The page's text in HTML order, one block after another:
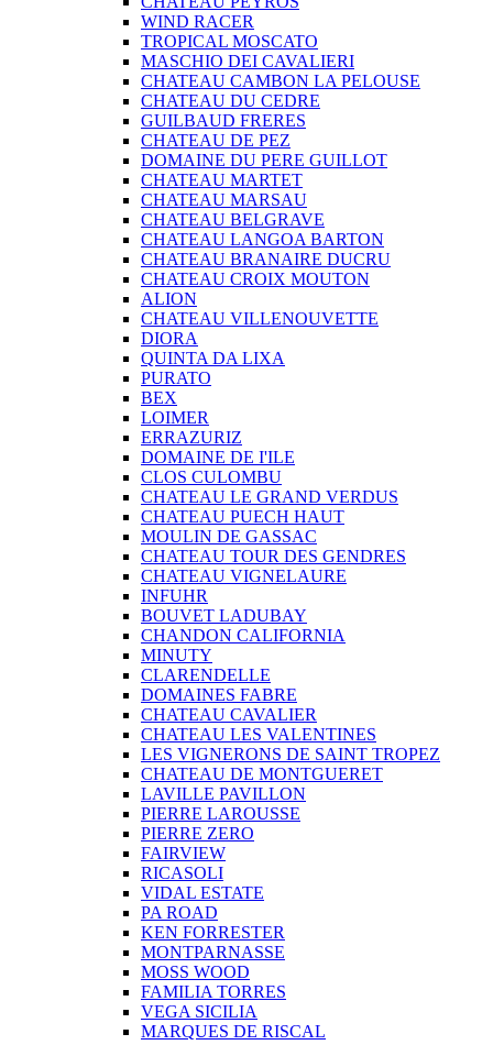
WIND RACER
TROPICAL MOSCATO
MASCHIO DEI CAVALIERI
CHATEAU CAMBON LA PELOUSE
CHATEAU DU CEDRE
GUILBAUD FRERES
CHATEAU DE PEZ
DOMAINE DU PERE GUILLOT
CHATEAU MARTET
CHATEAU MARSAU
CHATEAU BELGRAVE
CHATEAU LANGOA BARTON
CHATEAU BRANAIRE DUCRU
CHATEAU CROIX MOUTON
ALION
CHATEAU VILLENOUVETTE
DIORA
QUINTA DA LIXA
PURATO
BEX
LOIMER
ERRAZURIZ
DOMAINE DE I'ILE
CLOS CULOMBU
CHATEAU LE GRAND VERDUS
CHATEAU PUECH HAUT
MOULIN DE GASSAC
CHATEAU TOUR DES GENDRES
CHATEAU VIGNELAURE
INFUHR
BOUVET LADUBAY
CHANDON CALIFORNIA
MINUTY
CLARENDELLE
DOMAINES FABRE
CHATEAU CAVALIER
CHATEAU LES VALENTINES
LES VIGNERONS DE SAINT TROPEZ
CHATEAU DE MONTGUERET
LAVILLE PAVILLON
PIERRE LAROUSSE
PIERRE ZERO
FAIRVIEW
RICASOLI
VIDAL ESTATE
PA ROAD
KEN FORRESTER
MONTPARNASSE
MOSS WOOD
FAMILIA TORRES
VEGA SICILIA
MARQUES DE RISCAL